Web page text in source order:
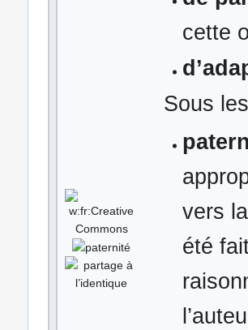
cette
Sous
vers
été